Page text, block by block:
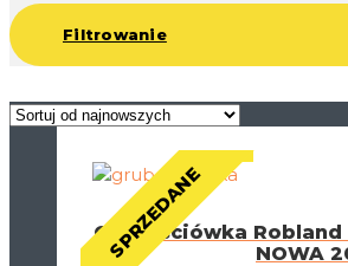
Filtrowanie
SPRZEDANE
Grubościówka Robland
NOWA